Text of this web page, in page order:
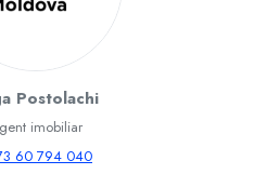
Postolachi
imobiliar
60 794 040